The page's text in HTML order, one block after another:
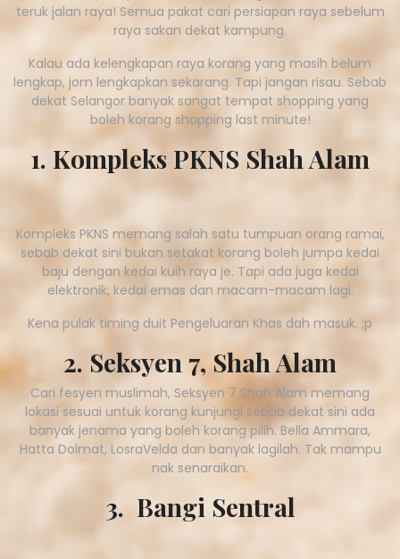
teruk jalan raya! Semua pakat cari persiapan raya sebelum
raya sakan dekat kampung.
Kalau ada kelengkapan raya korang yang masih belum
lengkap, jom lengkapkan sekarang. Tapi jangan risau. Sebab
dekat Selangor banyak sangat tempat shopping yang
boleh korang shopping last minute!
1. Kompleks PKNS Shah Alam
Kompleks PKNS memang salah satu tumpuan orang ramai,
sebab dekat sini bukan setakat korang boleh jumpa kedai
baju dengan kedai kuih raya je. Tapi ada juga kedai
elektronik, kedai emas dan macam-macam lagi.
Kena pulak timing duit Pengeluaran Khas dah masuk. ;p
2. Seksyen 7, Shah Alam
Cari fesyen muslimah, Seksyen 7 Shah Alam memang
lokasi sesuai untuk korang kunjungi sebab dekat sini ada
banyak jenama yang boleh korang pilih. Bella Ammara,
Hatta Dolmat, LosraVelda dan banyak lagilah. Tak mampu
nak senaraikan.
3. Bangi Sentral